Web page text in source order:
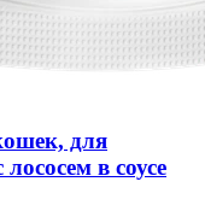
для
в соусе